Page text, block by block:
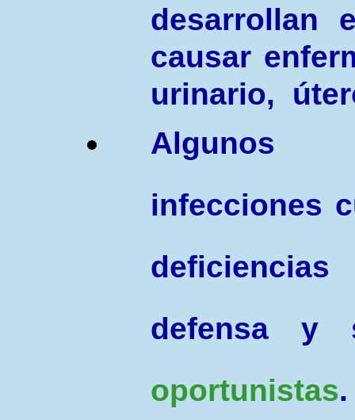
desarrollan
causar
urinario,
Algunos
infecciones
defensa
oportunistas.